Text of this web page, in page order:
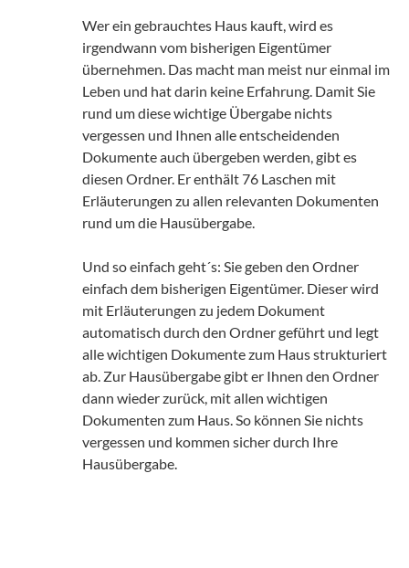
Wer ein gebrauchtes Haus kauft, wird es
irgendwann vom bisherigen Eigentümer
übernehmen. Das macht man meist nur einmal im
Leben und hat darin keine Erfahrung. Damit Sie
rund um diese wichtige Übergabe nichts
vergessen und Ihnen alle entscheidenden
Dokumente auch übergeben werden, gibt es
diesen Ordner. Er enthält 76 Laschen mit
Erläuterungen zu allen relevanten Dokumenten
rund um die Hausübergabe.
Und so einfach geht´s: Sie geben den Ordner
einfach dem bisherigen Eigentümer. Dieser wird
mit Erläuterungen zu jedem Dokument
automatisch durch den Ordner geführt und legt
alle wichtigen Dokumente zum Haus strukturiert
ab. Zur Hausübergabe gibt er Ihnen den Ordner
dann wieder zurück, mit allen wichtigen
Dokumenten zum Haus. So können Sie nichts
vergessen und kommen sicher durch Ihre
Hausübergabe.